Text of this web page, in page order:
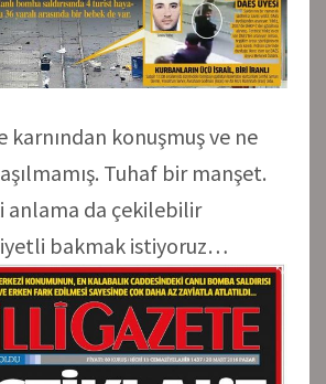
karnından konuşmuş ve ne
Tuhaf bir manşet.
anlama da çekilebilir
bakmak istiyoruz…